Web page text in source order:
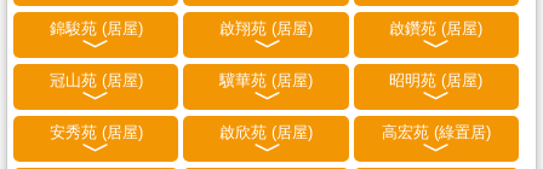
錦駿苑 (居屋) 啟翔苑 (居屋) 啟鑽苑 (居屋)
冠山苑 (居屋) 驥華苑 (居屋) 昭明苑 (居屋)
安秀苑 (居屋) 啟欣苑 (居屋) 高宏苑 (綠置居)